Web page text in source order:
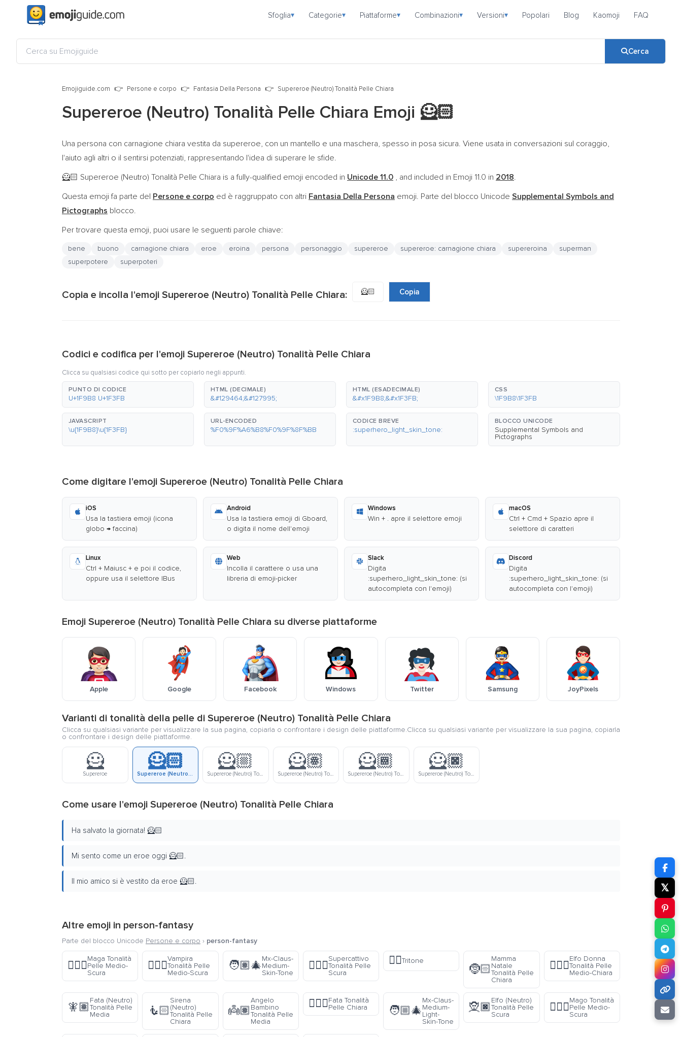
Sfoglia▾ Categorie▾ Piattaforme▾ Combinazioni▾ Versioni▾ Popolari Blog Kaomoji FAQ
Cerca
Emojiguide.com Persone e corpo Fantasia Della Persona Supereroe (Neutro) Tonalità Pelle Chiara
Supereroe (Neutro) Tonalità Pelle Chiara Emoji 🦸🏻
Una persona con carnagione chiara vestita da supereroe, con un mantello e una maschera, spesso in posa sicura. Viene usata in conversazioni sul coraggio,
l'aiuto agli altri o il sentirsi potenziati, rappresentando l'idea di superare le sfide.
🦸🏻 Supereroe (Neutro) Tonalità Pelle Chiara is a fully-qualified emoji encoded in Unicode 11.0 , and included in Emoji 11.0 in 2018.
Questa emoji fa parte del Persone e corpo ed è raggruppato con altri Fantasia Della Persona emoji. Parte del blocco Unicode Supplemental Symbols and
Pictographs blocco.
Per trovare questa emoji, puoi usare le seguenti parole chiave:
bene buono carnagione chiara eroe eroina persona personaggio supereroe supereroe: carnagione chiara supereroina
superman
superpotere
superpoteri
Copia e incolla l'emoji Supereroe (Neutro) Tonalità Pelle Chiara: 🦸🏻 Copia
Codici e codifica per l'emoji Supereroe (Neutro) Tonalità Pelle Chiara
Clicca su qualsiasi codice qui sotto per copiarlo negli appunti.
PUNTO DI CODICE
U+1F9B8 U+1F3FB
HTML (DECIMALE)
&#129464;&#127995;
HTML (ESADECIMALE)
&#x1F9B8;&#x1F3FB;
CSS
\1F9B8\1F3FB
JAVASCRIPT
\u{1F9B8}\u{1F3FB}
URL-ENCODED
%F0%9F%A6%B8%F0%9F%8F%BB
CODICE BREVE
:superhero_light_skin_tone:
BLOCCO UNICODE
Supplemental Symbols and
Pictographs
Come digitare l'emoji Supereroe (Neutro) Tonalità Pelle Chiara
iOS
Usa la tastiera emoji (icona
globo → faccina)
Android
Usa la tastiera emoji di Gboard,
o digita il nome dell'emoji
Windows
Win + . apre il selettore emoji
macOS
Ctrl + Cmd + Spazio apre il
selettore di caratteri
Linux
Ctrl + Maiusc + e poi il codice,
oppure usa il selettore IBus
Web
Incolla il carattere o usa una
libreria di emoji-picker
Slack
Digita
:superhero_light_skin_tone: (si
autocompleta con l'emoji)
Discord
Digita
:superhero_light_skin_tone: (si
autocompleta con l'emoji)
Emoji Supereroe (Neutro) Tonalità Pelle Chiara su diverse piattaforme
Apple Google Facebook Windows Twitter Samsung JoyPixels
Varianti di tonalità della pelle di Supereroe (Neutro) Tonalità Pelle Chiara
Clicca su qualsiasi variante per visualizzare la sua pagina, copiarla o confrontare i design delle piattaforme.Clicca su qualsiasi variante per visualizzare la sua pagina, copiarla
o confrontare i design delle piattaforme.
🦸
Supereroe
🦸🏻
Supereroe (Neutro) Tonalità Pelle Chiara
🦸🏼
Supereroe (Neutro) Tonalità Pelle Medio-Chiara
🦸🏽
Supereroe (Neutro) Tonalità Pelle Media
🦸🏾
Supereroe (Neutro) Tonalità Pelle Medio-Scura
🦸🏿
Supereroe (Neutro) Tonalità Pelle Scura
Come usare l'emoji Supereroe (Neutro) Tonalità Pelle Chiara
Ha salvato la giornata! 🦸🏻
Mi sento come un eroe oggi 🦸🏻.
Il mio amico si è vestito da eroe 🦸🏻.
Altre emoji in person-fantasy
Parte del blocco Unicode Persone e corpo › person-fantasy
🧙🏾‍♀️
Maga Tonalità
Pelle Medio-
Scura
🧛🏾‍♀️
Vampira
Tonalità Pelle
Medio-Scura
🧑🏽‍🎄
Mx-Claus-
Medium-
Skin-Tone
🦹🏿‍♂️
Supercattivo
Tonalità Pelle
Scura
🧜‍♂️Tritone
🤶🏻
Mamma
Natale
Tonalità Pelle
Chiara
🧝🏼‍♀️
Elfo Donna
Tonalità Pelle
Medio-Chiara
🧚🏽
Fata (Neutro)
Tonalità Pelle
Media
🧜🏻
Sirena
(Neutro)
Tonalità Pelle
Chiara
👼🏽
Angelo
Bambino
Tonalità Pelle
Media
🧚🏻‍♀️Fata Tonalità
Pelle Chiara
🧑🏼‍🎄
Mx-Claus-
Medium-
Light-
Skin-Tone
🧝🏿
Elfo (Neutro)
Tonalità Pelle
Scura
🧙🏾‍♂️
Mago Tonalità
Pelle Medio-
Scura
𝕏